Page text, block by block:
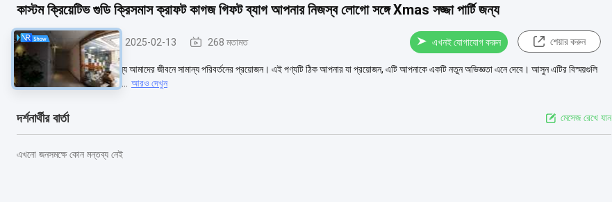
কাস্টম ক্রিয়েটিভ গুডি ক্রিসমাস ক্রাফট কাগজ গিফট ব্যাগ আপনার নিজস্ব লোগো সঙ্গে Xmas সজ্জা পার্টি জন্য
ইস্পাত স্টাড পার্টিশন 2025-02-13 268 মতামত এখনই যোগাযোগ করুন শেয়ার করুন
আমাদের জীবনকে উজ্জ্বল করার জন্য আমাদের জীবনে সামান্য পরিবর্তনের প্রয়োজন। এই পণ্যটি ঠিক আপনার যা প্রয়োজন, এটি আপনাকে একটি নতুন অভিজ্ঞতা এনে দেবে। আসুন এটির বিস্ময়গুলি
আবিষ্কার করি! এই পণ্যের সাহায্য...
আরও দেখুন
দর্শনার্থীর বার্তা মেসেজ রেখে যান
এখনো জনসমক্ষে কোন মন্তব্য নেই